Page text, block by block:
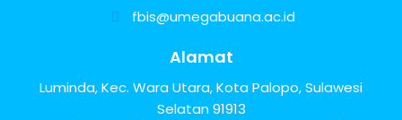
fbis@umegabuana.ac.id
Alamat
Luminda, Kec. Wara Utara, Kota Palopo, Sulawesi
Selatan 91913